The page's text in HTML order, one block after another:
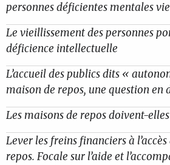
personnes déficientes mentales
Le vieillissement des personnes
déficience intellectuelle
L’accueil des publics dits «
maison de repos, une question en
Les maisons de repos doivent-
Lever les freins financiers à
repos. Focale sur l’aide et